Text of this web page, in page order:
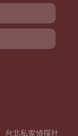
台北私家偵探社